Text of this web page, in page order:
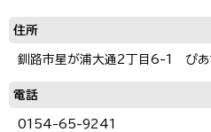
住所
釧路市星が浦大通2丁目6-1 ぴあ
電話
0154-65-9241